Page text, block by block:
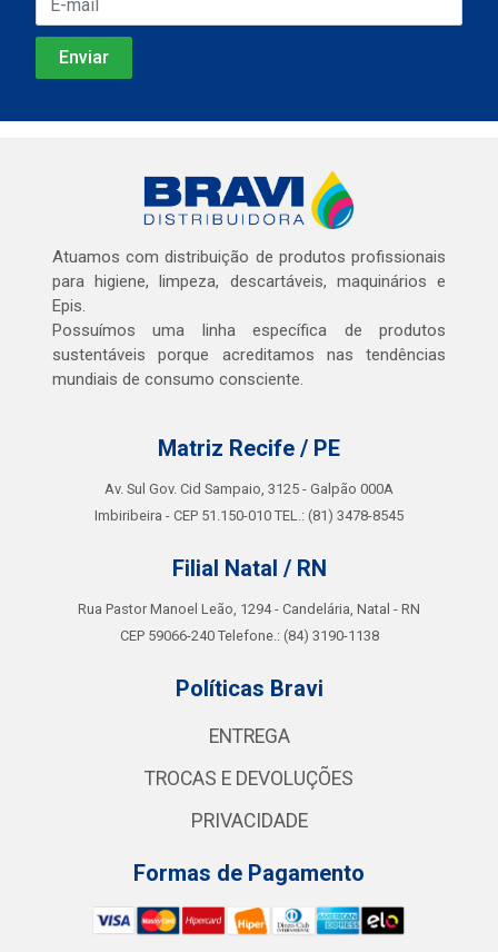
Atuamos com distribuição de produtos profissionais
para higiene, limpeza, descartáveis, maquinários e
Epis.
Possuímos uma linha específica de produtos
sustentáveis porque acreditamos nas tendências
mundiais de consumo consciente.
Matriz Recife / PE
Av. Sul Gov. Cid Sampaio, 3125 - Galpão 000A
Imbiribeira - CEP 51.150-010 TEL.: (81) 3478-8545
Filial Natal / RN
Rua Pastor Manoel Leão, 1294 - Candelária, Natal - RN
CEP 59066-240 Telefone.: (84) 3190-1138
Políticas Bravi
ENTREGA
TROCAS E DEVOLUÇÕES
PRIVACIDADE
Formas de Pagamento